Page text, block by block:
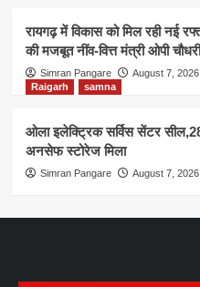
रायगढ़ में विकास को मिल रही नई
की मजबूत नींव-वित्त मंत्री ओपी चौधरी
Simran Pangare
August 7, 2026
Raigarh
samna
ओला इलेक्ट्रिक सर्विस सेंटर
अनसेफ स्टोरेज मिला
Simran Pangare August 7, 2026